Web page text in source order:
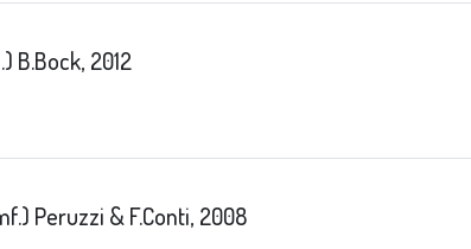
B.Bock, 2012
Peruzzi & F.Conti, 2008